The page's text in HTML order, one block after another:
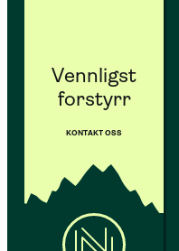
Vennligst
forstyrr
KONTAKT OSS